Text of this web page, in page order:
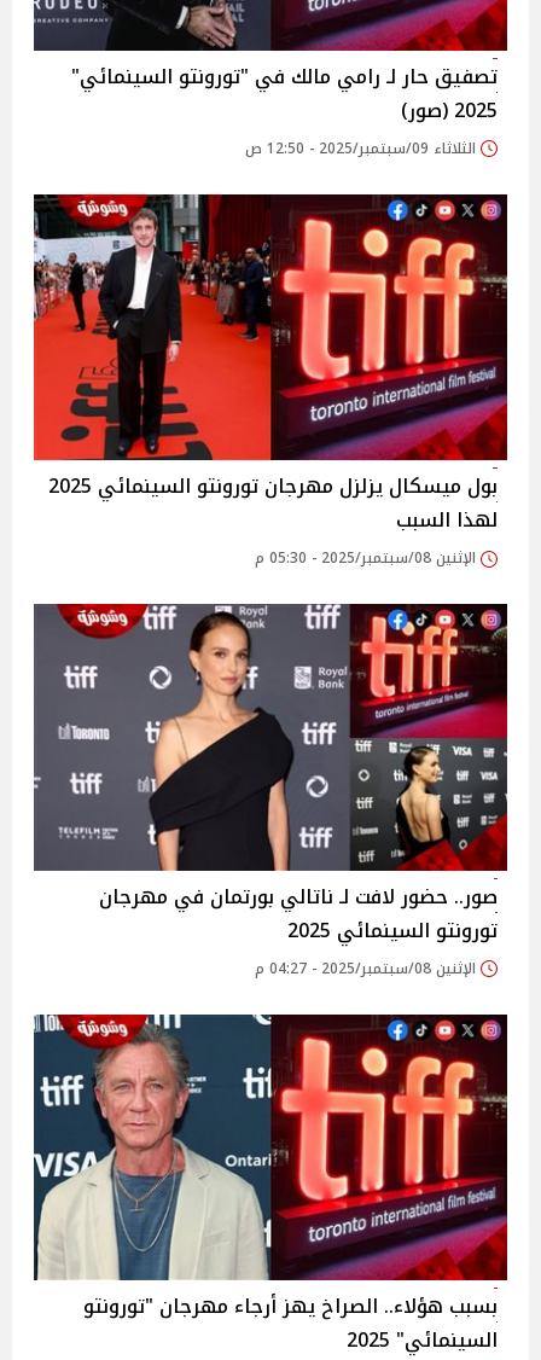
تصفيق حار لـ رامي مالك في "تورونتو السينمائي"
2025 (صور)
الثلاثاء 09/سبتمبر/2025 - 12:50 ص
بول ميسكال يزلزل مهرجان تورونتو السينمائي 2025
لهذا السبب
الإثنين 08/سبتمبر/2025 - 05:30 م
صور.. حضور لافت لـ ناتالي بورتمان في مهرجان
تورونتو السينمائي 2025
الإثنين 08/سبتمبر/2025 - 04:27 م
بسبب هؤلاء.. الصراخ يهز أرجاء مهرجان "تورونتو
السينمائي" 2025